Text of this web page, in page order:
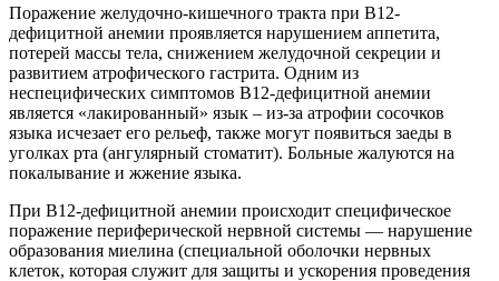
Поражение желудочно-кишечного тракта при В12-
дефицитной анемии проявляется нарушением аппетита,
потерей массы тела, снижением желудочной секреции и
развитием атрофического гастрита. Одним из
неспецифических симптомов В12-дефицитной анемии
является «лакированный» язык – из-за атрофии сосочков
языка исчезает его рельеф, также могут появиться заеды в
уголках рта (ангулярный стоматит). Больные жалуются на
покалывание и жжение языка.
При В12-дефицитной анемии происходит специфическое
поражение периферической нервной системы — нарушение
образования миелина (специальной оболочки нервных
клеток, которая служит для защиты и ускорения проведения